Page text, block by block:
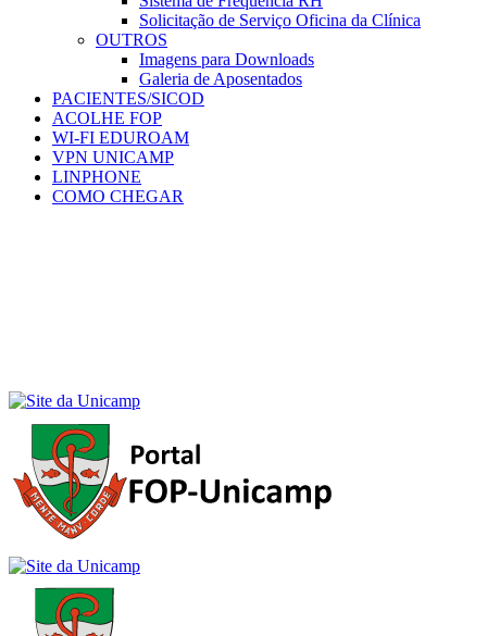
Solicitação de Serviço Oficina da Clínica
OUTROS
Imagens para Downloads
Galeria de Aposentados
PACIENTES/SICOD
ACOLHE FOP
WI-FI EDUROAM
VPN UNICAMP
LINPHONE
COMO CHEGAR